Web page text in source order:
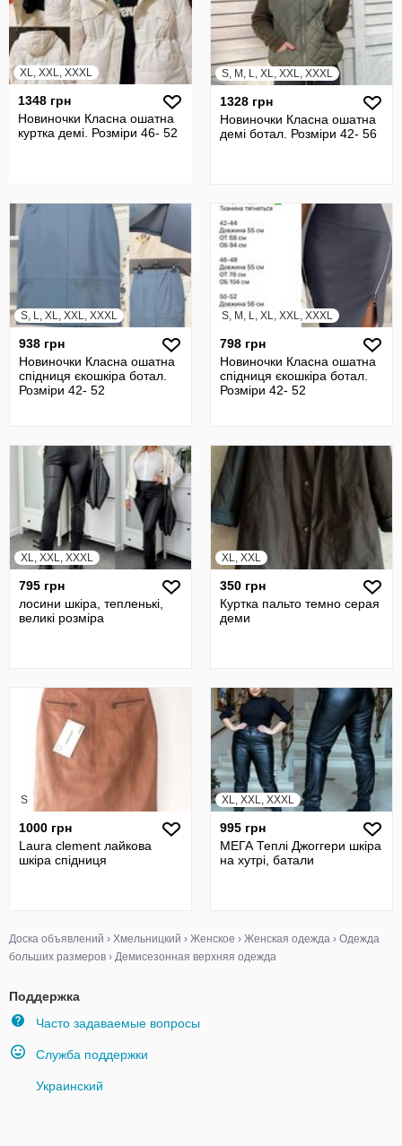
XL, XXL, XXXL
1348 грн
Новиночки Класна ошатна
куртка демі. Розміри 46- 52
S, M, L, XL, XXL, XXXL
1328 грн
Новиночки Класна ошатна
демі ботал. Розміри 42- 56
S, L, XL, XXL, XXXL
938 грн
Новиночки Класна ошатна
спідниця єкошкіра ботал.
Розміри 42- 52
S, M, L, XL, XXL, XXXL
798 грн
Новиночки Класна ошатна
спідниця єкошкіра ботал.
Розміри 42- 52
XL, XXL, XXXL
795 грн
лосини шкіра, тепленькі,
великі розміра
XL, XXL
350 грн
Куртка пальто темно серая
деми
S
1000 грн
Laura clement лайкова
шкіра спідниця
XL, XXL, XXXL
995 грн
МЕГА Теплі Джоггери шкіра
на хутрі, батали
Доска объявлений › Хмельницкий › Женское › Женская одежда › Одежда
больших размеров › Демисезонная верхняя одежда
Поддержка
Часто задаваемые вопросы
Служба поддержки
Украинский